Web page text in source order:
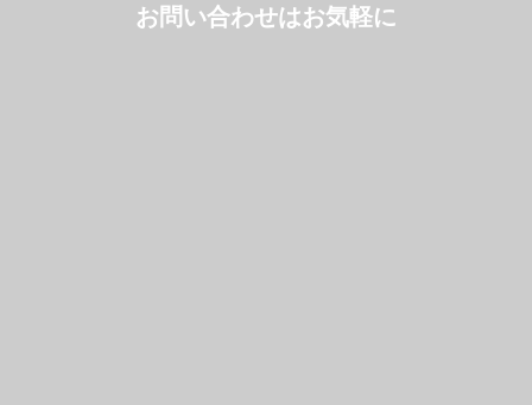
お問い合わせはお気軽に